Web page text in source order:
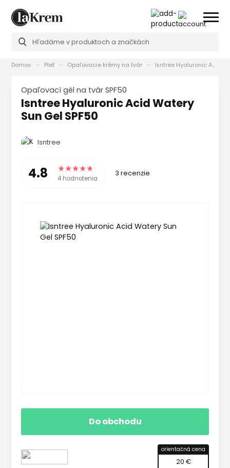
Domov Pleť Opaľovacie krémy na tvár Isntree Hyaluronic Acid Watery Sun Gel SPF50
Opaľovací gél na tvár SPF50
Isntree Hyaluronic Acid Watery
Sun Gel SPF50
Isntree
4.8 4 hodnotenia
3 recenzie
Do obchodu
orientačná cena
20 €